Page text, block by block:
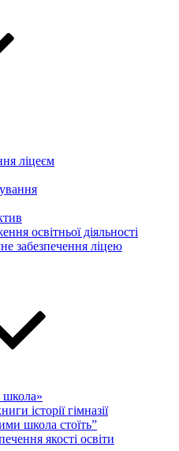
ліцеєм
освітньої діяльності
забезпечення ліцею
школа»
історії гімназії
школа стоїть”
якості освіти